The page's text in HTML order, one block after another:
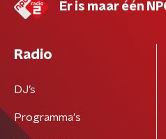
Er is maar één
Radio
DJ’s
Programma's